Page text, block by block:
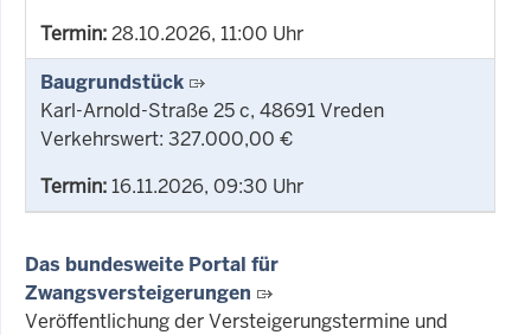
Termin:28.10.2026, 11:00 Uhr
Baugrundstück
Karl-Arnold-Straße 25 c, 48691 Vreden
Verkehrswert: 327.000,00 €
Termin:16.11.2026, 09:30 Uhr
Das bundesweite Portal für
Zwangsversteigerungen
Veröffentlichung der Versteigerungstermine und